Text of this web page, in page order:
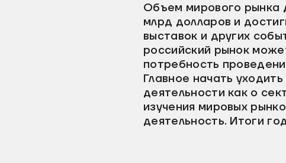
Объем мирового рынка
млрд долларов и
выставок и других
российский рынок
потребность
Главное начать
деятельности как о
изучения мировых
деятельность. Итоги